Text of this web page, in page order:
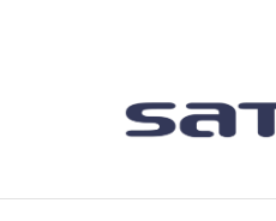
TV kijken op